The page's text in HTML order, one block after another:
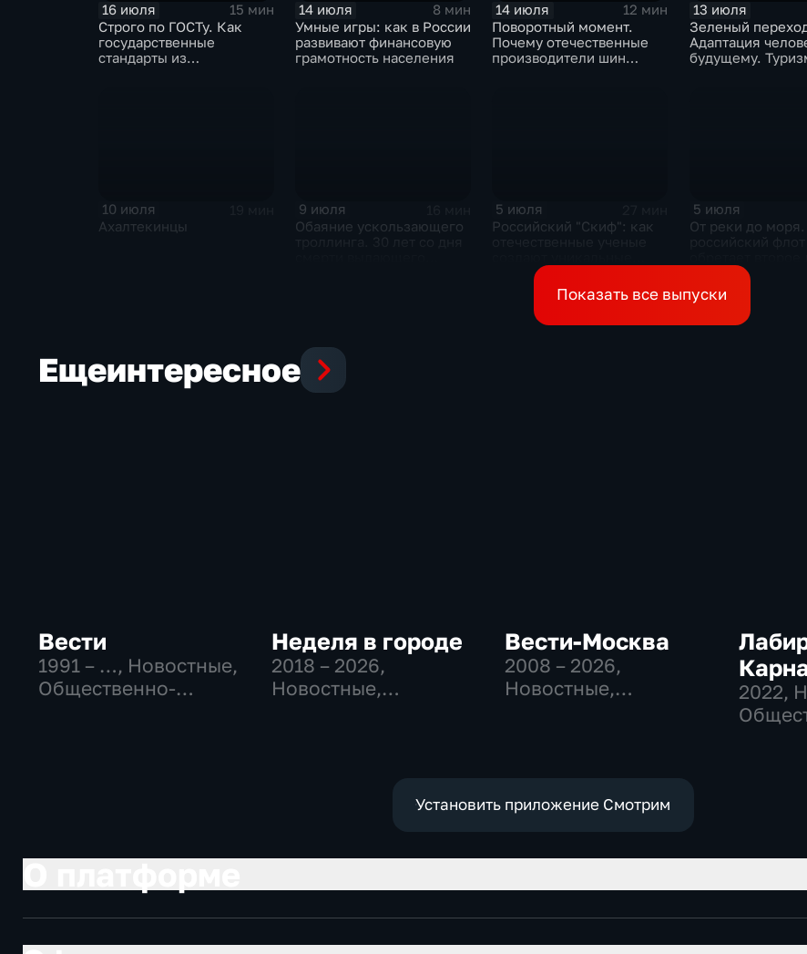
16 июля
15 мин
Строго по ГОСТу. Как
государственные
стандарты из
14 июля
8 мин
Умные игры: как в России
развивают финансовую
грамотность населения
14 июля
12 мин
Поворотный момент.
Почему отечественные
производители шин
13 июля
Зеленый
Адаптация
будущему.
10 июля
Ахалтекинцы
9 июля
Обаяние ускользающего
5 июля
Российский "Скиф": как
технологии будущего
5 июля
От реки до моря.
Показать все выпуски
Ещеинтересное
Вести
1991 – …, Новостные,
Общественно-
Неделя в городе
2018 – 2026,
Новостные,
Вести-Москва
2008 – 2026,
Новостные,
2022,
Установить приложение Смотрим